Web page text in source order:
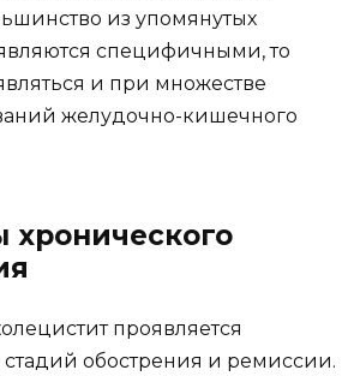
из упомянутых
специфичными, то
и при множестве
желудочно-кишечного
проявляется
обострения и ремиссии.